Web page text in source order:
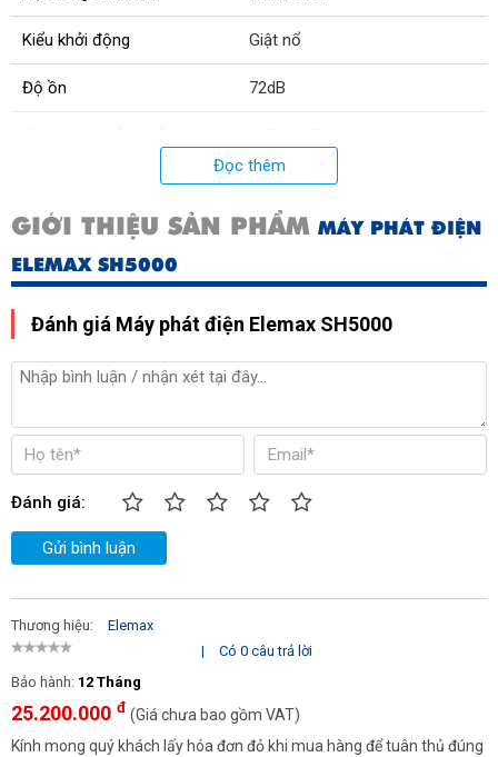
Kiểu khởi động Giật nổ
Độ ồn 72dB
Trọng lượng sản phẩm 54kg
*Công suất 9HP
Xuất xứ: Nhật Bản
Đọc thêm
GIỚI THIỆU SẢN PHẨM MÁY PHÁT ĐIỆN
ELEMAX SH5000
Đánh giá Máy phát điện Elemax SH5000
Đánh giá:
Gửi bình luận
Thương hiệu:
Elemax
|
Có 0 câu trả lời
Bảo hành: 12 Tháng
25.200.000 đ (Giá chưa bao gồm VAT)
Kính mong quý khách lấy hóa đơn đỏ khi mua hàng để tuân thủ đúng